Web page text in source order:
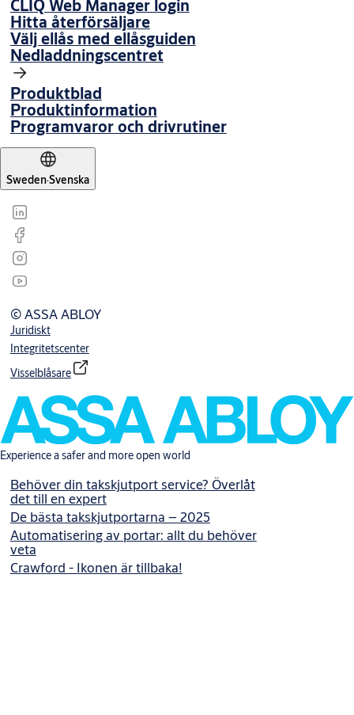
CLIQ Web Manager login
Hitta återförsäljare
Välj ellås med ellåsguiden
Nedladdningscentret
Produktblad
Produktinformation
Programvaror och drivrutiner
Sweden·Svenska
© ASSA ABLOY
Juridiskt
Integritetscenter
Visselblåsare
Experience a safer and more open world
Behöver din takskjutport service? Överlåt
det till en expert
De bästa takskjutportarna – 2025
Automatisering av portar: allt du behöver
veta
Crawford - Ikonen är tillbaka!